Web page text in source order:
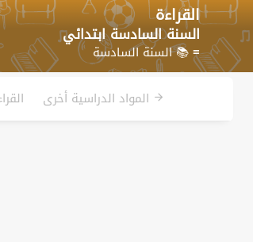
القراءة
السنة السادسة ابتدائي
≡ 📚 السنة السادسة
المواد الدراسية أخرى